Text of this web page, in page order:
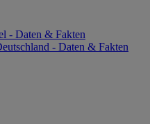
- Daten & Fakten
- Daten & Fakten